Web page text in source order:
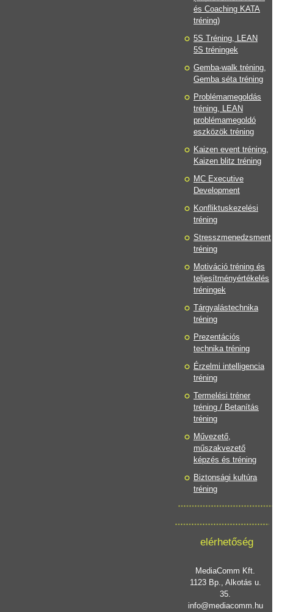
és Coaching KATA
tréning)
5S Tréning, LEAN
5S tréningek
Gemba-walk tréning,
Gemba séta tréning
Problémamegoldás
tréning, LEAN
problémamegoldó
eszközök tréning
Kaizen event tréning,
Kaizen blitz tréning
MC Executive
Development
Konfliktuskezelési
tréning
Stresszmenedzsment
tréning
Motiváció tréning és
teljesítményértékelés
tréningek
Tárgyalástechnika
tréning
Prezentációs
technika tréning
Érzelmi intelligencia
tréning
Termelési tréner
tréning / Betanítás
tréning
Művezető,
műszakvezető
képzés és tréning
Biztonsági kultúra
tréning
elérhetőség
MediaComm Kft.
1123 Bp., Alkotás u.
35.
info@mediacomm.hu